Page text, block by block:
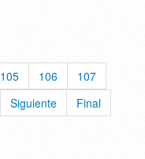
105 106
107
Siguiente Final